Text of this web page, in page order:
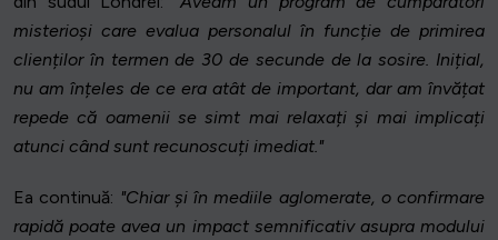
misterioși care evalua personalul în funcție de primirea
clienților în termen de 30 de secunde de la sosire. Inițial,
nu am înțeles de ce era atât de important, dar am învățat
repede că oamenii se simt mai relaxați și mai implicați
atunci când sunt recunoscuți imediat."
Ea continuă: "Chiar și în mediile aglomerate, o confirmare
rapidă poate avea un impact semnificativ asupra modului